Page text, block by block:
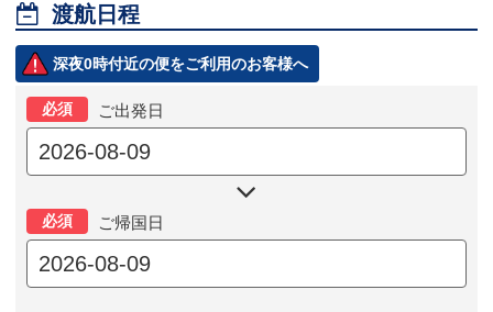
 渡航日程
深夜0時付近の便をご利用のお客様へ
必須 ご出発日

必須 ご帰国日